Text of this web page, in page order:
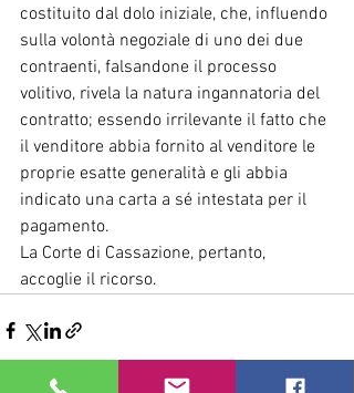
costituito dal dolo iniziale, che, influendo
sulla volontà negoziale di uno dei due
contraenti, falsandone il processo
volitivo, rivela la natura ingannatoria del
contratto; essendo irrilevante il fatto che
il venditore abbia fornito al venditore le
proprie esatte generalità e gli abbia
indicato una carta a sé intestata per il
pagamento.
La Corte di Cassazione, pertanto,
accoglie il ricorso.